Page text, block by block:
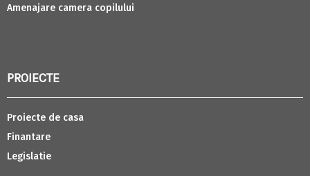
Amenajare camera copilului
PROIECTE
Proiecte de casa
Finantare
Legislatie